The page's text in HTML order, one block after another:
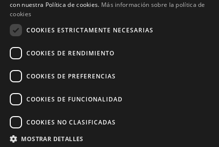
Inicio
Buscador de propiedades
Escribir reseña
Política de privacidad
© 2026
Construido por
SPANISH
con nuestra Política de cookies. Más información sobre la política de
cookies
COOKIES ESTRICTAMENTE NECESARIAS
COOKIES DE RENDIMIENTO
COOKIES DE PREFERENCIAS
COOKIES DE FUNCIONALIDAD
COOKIES NO CLASIFICADAS
MOSTRAR DETALLES